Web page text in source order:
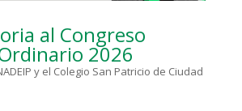
al Congreso
2026
y el Colegio San Patricio de Ciudad